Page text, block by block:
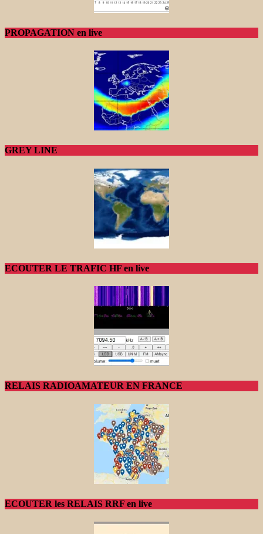
PROPAGATION en live
GREY LINE
ECOUTER LE TRAFIC HF en live
RELAIS RADIOAMATEUR EN FRANCE
ECOUTER les RELAIS RRF en live